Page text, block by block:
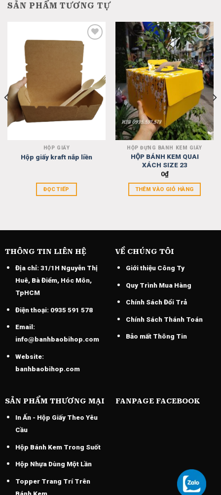
SẢN PHẨM TƯƠNG TỰ
wishlist
HỘP GIẤY
Hộp giấy kraft nắp liền
ĐỌC TIẾP
Add
to
wishlist
HỘP ĐỰNG BÁNH KEM GIẤY
HỘP BÁNH KEM QUAI
XÁCH SIZE 23
0₫
THÊM VÀO GIỎ HÀNG
THÔNG TIN LIÊN HỆ
Địa chỉ:31/1H Nguyễn Thị
Huê, Bà Điểm, Hóc Môn,
TpHCM
Điện thoại:0935 591 578
Email:
info@banhbaobihop.com
Website:
banhbaobihop.com
VỀ CHÚNG TÔI
Giới thiệu Công Ty
Quy Trình Mua Hàng
Chính Sách Đổi Trả
Chính Sách Thánh Toán
Bảo mất Thông Tin
SẢN PHẨM THƯƠNG MẠI
In Ấn - Hộp Giấy Theo Yêu
Cầu
Hộp Bánh Kem Trong Suốt
Hộp Nhựa Dùng Một Lần
Topper Trang Trí Trên
FANPAGE FACEBOOK